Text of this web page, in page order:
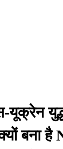
यूक्रेन
बना